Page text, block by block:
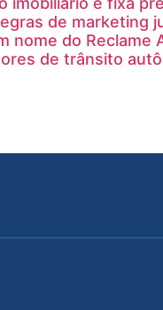
de marketing
nome do Reclame
de trânsito